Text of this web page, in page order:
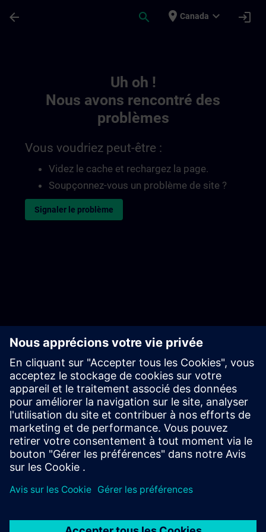
arrow_back search place Canada expand_more login
Uh oh !
Nous avons rencontré des
problèmes
Vous voudriez peut-être :
Videz le cache et rechargez la page.
Soupçonnez-vous un problème de site ?
Signaler le problème